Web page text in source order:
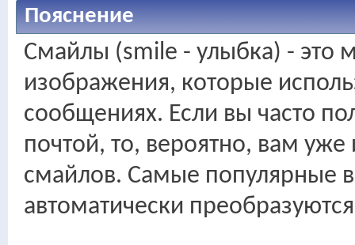
Пояснение
Смайлы (smile - улыбка) - это
изображения, которые
сообщениях. Если вы часто
почтой, то, вероятно, вам
смайлов. Самые популярные
автоматически